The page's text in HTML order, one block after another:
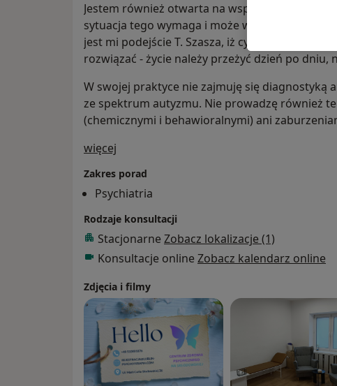
Jestem również otwarta na współpracę z
sytuacja tego wymaga i może wspierać proces
jest mi podejście T. Szasza, iż cyt.: "życie nie
rozwiązać - życie należy przeżyć dzień po
W swojej praktyce nie zajmuję się diagnostyką
ze spektrum autyzmu. Nie prowadzę również
(chemicznymi i behawioralnymi) ani
więcej
Zakres porad
Psychiatria
Rodzaje konsultacji
Stacjonarne Zobacz lokalizacje (1)
Konsultacje online Zobacz kalendarz online
Zdjęcia i filmy